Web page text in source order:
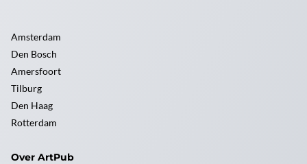
Amsterdam
Den Bosch
Amersfoort
Tilburg
Den Haag
Rotterdam
Over ArtPub